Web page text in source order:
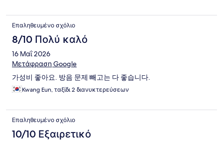
Επαληθευμένο σχόλιο
8/10 Πολύ καλό
16 Μαΐ 2026
Μετάφραση Google
가성비 좋아요. 방음 문제 빼고는 다 좋습니다.
Kwang Eun, ταξίδι 2 διανυκτερεύσεων
Επαληθευμένο σχόλιο
10/10 Εξαιρετικό